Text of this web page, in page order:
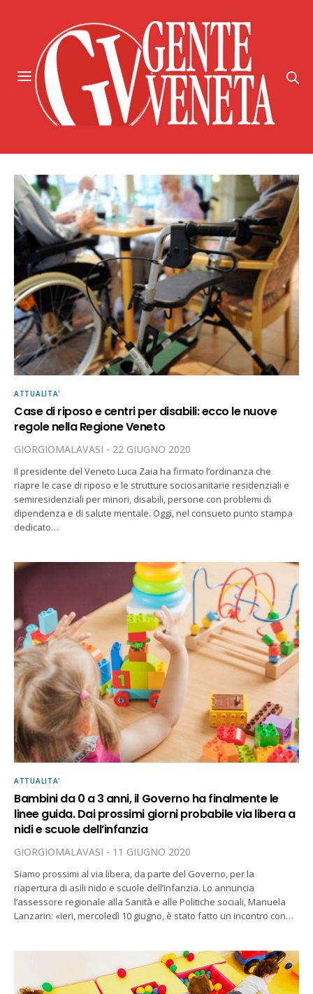
ATTUALITA'
Case di riposo e centri per disabili: ecco le nuove
regole nella Regione Veneto
GIORGIOMALAVASI 22 GIUGNO 2020
Il presidente del Veneto Luca Zaia ha firmato l’ordinanza che
riapre le case di riposo e le strutture sociosanitarie residenziali e
semiresidenziali per minori, disabili, persone con problemi di
dipendenza e di salute mentale. Oggi, nel consueto punto stampa
dedicato…
ATTUALITA'
Bambini da 0 a 3 anni, il Governo ha finalmente le
linee guida. Dai prossimi giorni probabile via libera a
nidi e scuole dell’infanzia
GIORGIOMALAVASI 11 GIUGNO 2020
Siamo prossimi al via libera, da parte del Governo, per la
riapertura di asili nido e scuole dell’infanzia. Lo annuncia
l’assessore regionale alla Sanità e alle Politiche sociali, Manuela
Lanzarin: «Ieri, mercoledì 10 giugno, è stato fatto un incontro con…